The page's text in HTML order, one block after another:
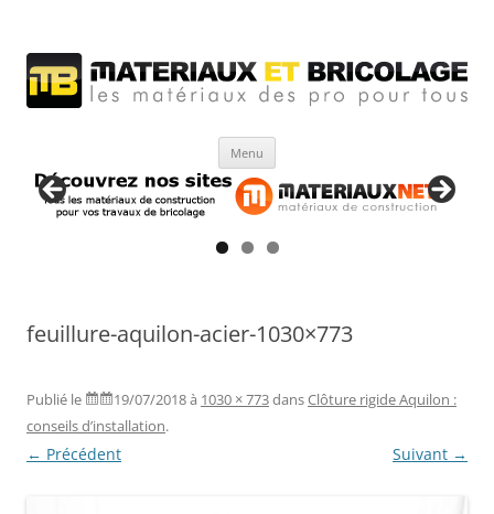
Menu
feuillure-aquilon-acier-1030×773
Publié le 19/07/2018à 1030 × 773dansClôture rigide Aquilon :
conseils d’installation.
← Précédent Suivant →